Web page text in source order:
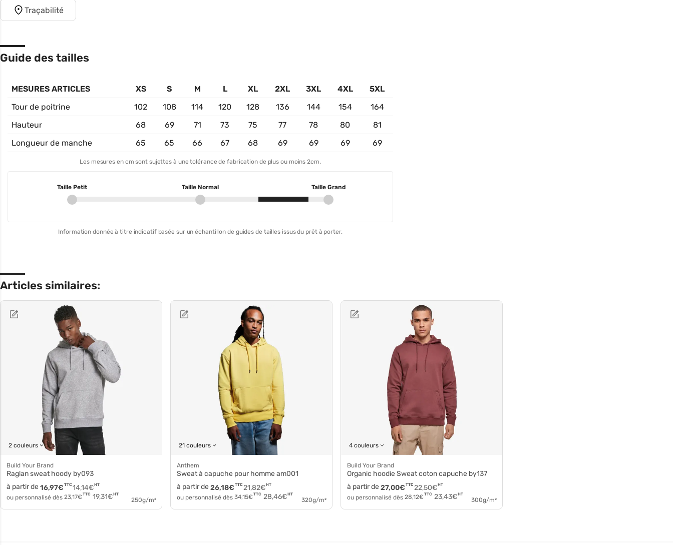
Traçabilité
Guide des tailles
MESURES ARTICLES XS S M L XL 2XL 3XL 4XL
5XL
Tour de poitrine
102 108 114 120 128 136 144 154
164
Hauteur
68 69 71 73 75 77 78 80
81
Longueur de manche
65 65 66 67 68 69 69 69 69
Les mesures en cm sont sujettes à une tolérance de fabrication de plus ou moins 2cm.
Taille Petit Taille Normal Taille Grand
Information donnée à titre indicatif basée sur un échantillon de guides de tailles issus du prêt à porter.
Articles similaires:
2 couleurs
Build Your Brand
Raglan sweat hoody by093
à partir de
14,14€HT
16,97€ TTC
ou personnalisé dès 23,17€ TTC 19,31€HT
250g/m²
21 couleurs
Anthem
Sweat à capuche pour homme am001
à partir de
21,82€HT
26,18€ TTC
ou personnalisé dès 34,15€ TTC 28,46€HT
320g/m²
4 couleurs
Build Your Brand
Organic hoodie Sweat coton capuche by137
à partir de
22,50€HT
27,00€ TTC
ou personnalisé dès 28,12€ TTC 23,43€HT
300g/m²